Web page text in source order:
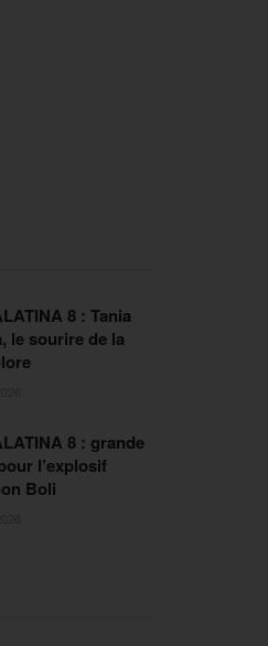
8 : Tania
le sourire de la
8 : grande
l’explosif
Boli